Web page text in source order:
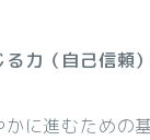
力（自己信頼
に進むための